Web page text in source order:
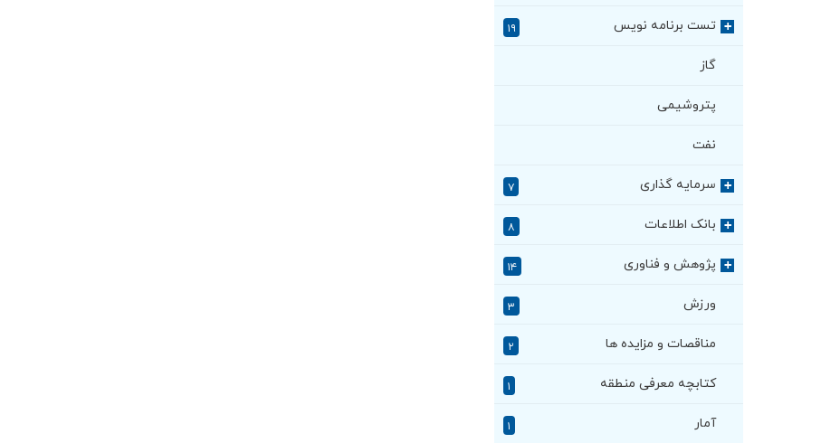
+ تست برنامه نویس ۱۹
گاز
پتروشیمی
نفت
+ سرمایه گذاری ۷
+ بانک اطلاعات ۸
+ پژوهش و فناوری ۱۴
ورزش ۳
مناقصات و مزایده ها ۲
کتابچه معرفی منطقه ۱
آمار ۱